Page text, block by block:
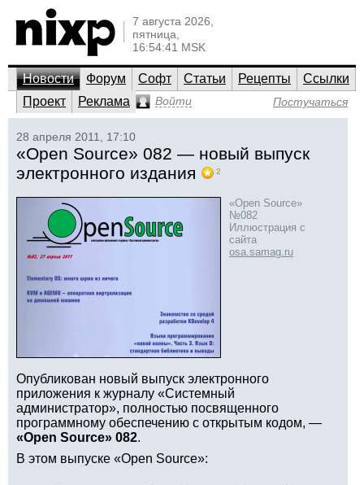
7 августа 2026,
пятница,
16:54:41 MSK
Новости Форум Софт Статьи Рецепты
Ссылки
Проект
Реклама Войти Постучаться
28 апреля 2011, 17:10
«Open Source» 082 — новый выпуск
электронного издания
2
«Open Source»
№082
Иллюстрация с
сайта
osa.samag.ru
Опубликован новый выпуск электронного
приложения к журналу «Системный
администратор», полностью посвященного
программному обеспечению с открытым кодом, —
«Open Source» 082.
В этом выпуске «Open Source»: